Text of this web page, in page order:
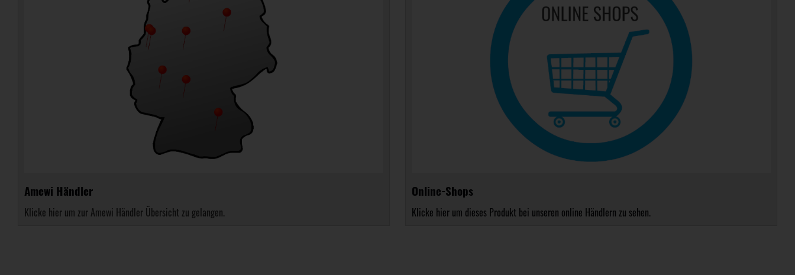
Amewi Händler
Klicke hier um zur Amewi Händler Übersicht zu gelangen.
Online-Shops
Klicke hier um dieses Produkt bei unseren online Händlern zu sehen.